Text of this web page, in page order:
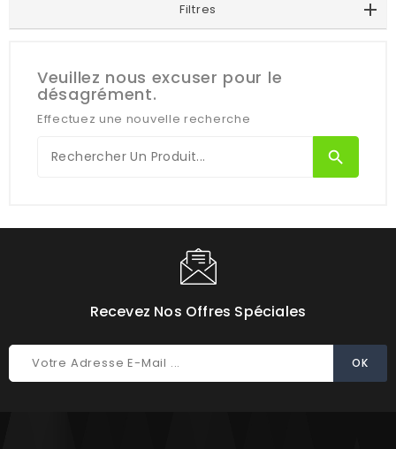
Filtres
Veuillez nous excuser pour le
désagrément.
Effectuez une nouvelle recherche
search
Recevez Nos Offres Spéciales